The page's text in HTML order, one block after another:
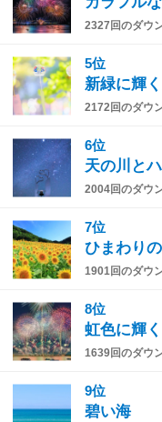
2327回のダウ
5位
新緑に輝
2172回のダウ
6位
天の川と
2004回のダウ
7位
ひまわり
1901回のダウ
8位
虹色に輝
1639回のダウ
9位
碧い海